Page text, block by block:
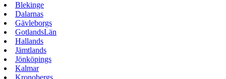
Blekinge
Dalarnas
Gävleborgs
GotlandsLän
Hallands
Jämtlands
Jönköpings
Kalmar
Kronobergs